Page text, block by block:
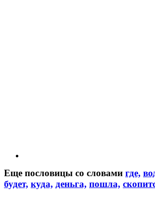
Еще пословицы со словами где,
будет, куда, деньга, пошла,